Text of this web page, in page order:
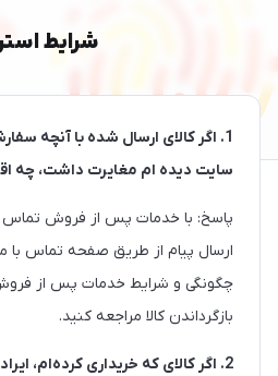
شرایط
1. اگر کالای ارسال شده با آنچه
سایت دیده ام مغایرت داشت، چه
پاسخ: با خدمات پس از فروش تماس
ارسال پیام از طریق صفحه تماس با
چگونگی و شرایط خدمات پس از
بازگرداندن کالا مراجعه کنید.
2. اگر کالای که خریداری کرده‌‏ام،